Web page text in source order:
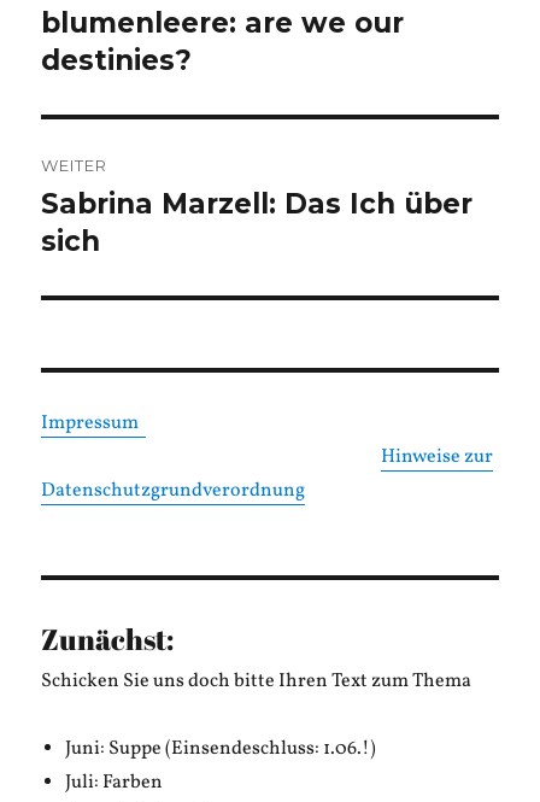
Vorheriger
Beitrag:
blumenleere: are we our
destinies?
WEITER
Nächster
Beitrag:
Sabrina Marzell: Das Ich über
sich
Impressum
Hinweise zur
Datenschutzgrundverordnung
Zunächst:
Schicken Sie uns doch bitte Ihren Text zum Thema
Juni: Suppe (Einsendeschluss: 1.06.!)
Juli: Farben